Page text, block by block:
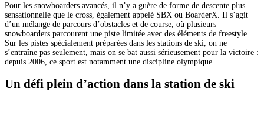
Pour les snowboarders avancés, il n’y a guère de forme de descente plus
sensationnelle que le cross, également appelé SBX ou BoarderX. Il s’agit
d’un mélange de parcours d’obstacles et de course, où plusieurs
snowboarders parcourent une piste limitée avec des éléments de freestyle.
Sur les pistes spécialement préparées dans les stations de ski, on ne
s’entraîne pas seulement, mais on se bat aussi sérieusement pour la victoire :
depuis 2006, ce sport est notamment une discipline olympique.
Un défi plein d’action dans la station de ski